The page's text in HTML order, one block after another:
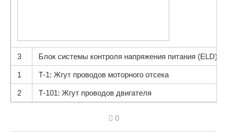
3 Блок системы контроля напряжения питания (ELD)
1 Т-1: Жгут проводов моторного отсека
2 Т-101: Жгут проводов двигателя
0